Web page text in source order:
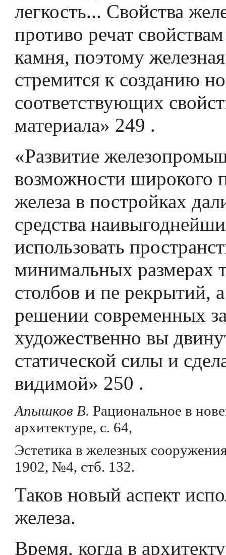
легкость... Свойства
противо­ речат
камня, поэтому
стремится к созданию
соответствующих
материала» 249 .
«Развитие
возможности широкого
железа в постройках
средства
ис­пользовать
минимальных размерах
столбов и пе­ рекрытий,
решении современных
художественно вы
статической силы и
видимой» 250 .
Апышков В. Рациональное в
архитектуре, с. 64,
Эстетика в железных
1902, №4, стб. 132.
Таков новый аспект
железа.
Время, когда в